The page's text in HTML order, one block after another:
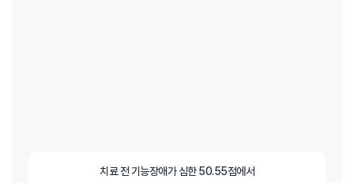
치료 전 기능장애가 심한 50.55점에서